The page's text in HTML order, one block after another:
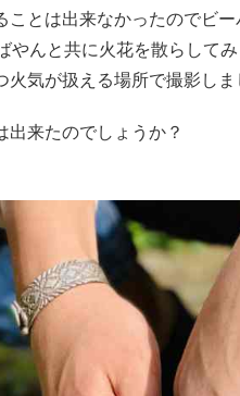
ことは出来なかったのでビ
やんと共に火花を散らしてみ
気が扱える場所で撮影しま
出来たのでしょうか？